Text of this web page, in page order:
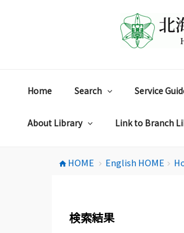
Home Search Service
About Library Link to Branch
home HOME chevron_right English HOME chevron_right
検索結果